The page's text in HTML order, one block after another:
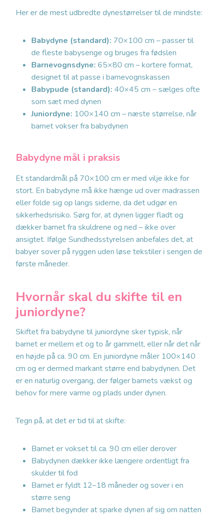
Her er de mest udbredte dynestørrelser til de mindste:
Babydyne (standard): 70×100 cm – passer til
de fleste babysenge og bruges fra fødslen
Barnevognsdyne: 65×80 cm – kortere format,
designet til at passe i barnevognskassen
Babypude (standard): 40×45 cm – sælges ofte
som sæt med dynen
Juniordyne: 100×140 cm – næste størrelse, når
barnet vokser fra babydynen
Babydyne mål i praksis
Et standardmål på 70×100 cm er med vilje ikke for
stort. En babydyne må ikke hænge ud over madrassen
eller folde sig op langs siderne, da det udgør en
sikkerhedsrisiko. Sørg for, at dynen ligger fladt og
dækker barnet fra skuldrene og ned – ikke over
ansigtet. Ifølge Sundhedsstyrelsen anbefales det, at
babyer sover på ryggen uden løse tekstiler i sengen de
første måneder.
Hvornår skal du skifte til en
juniordyne?
Skiftet fra babydyne til juniordyne sker typisk, når
barnet er mellem et og to år gammelt, eller når det når
en højde på ca. 90 cm. En juniordyne måler 100×140
cm og er dermed markant større end babydynen. Det
er en naturlig overgang, der følger barnets vækst og
behov for mere varme og plads under dynen.
Tegn på, at det er tid til at skifte:
Barnet er vokset til ca. 90 cm eller derover
Babydynen dækker ikke længere ordentligt fra
skulder til fod
Barnet er fyldt 12–18 måneder og sover i en
større seng
Barnet begynder at sparke dynen af sig om natten